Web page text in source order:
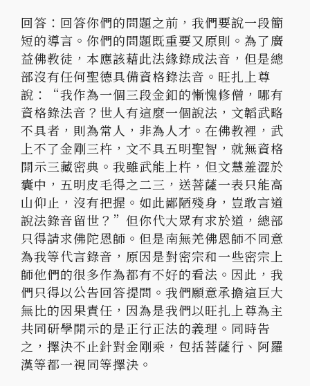
回答：回答你們的問題之前，我們要說一段簡
短的導言。你們的問題既重要又原則。為了廣
益佛教徒，本應該藉此法緣錄成法音，但是總
部沒有任何聖德具備資格錄法音。旺扎上尊
說：“我作為一個三段金釦的慚愧修僧，哪有
資格錄法音？世人有這麼一個說法，文韜武略
不具者，則為常人，非為人才。在佛教裡，武
上不了金剛三杵，文不具五明聖智，就無資格
開示三藏密典。我雖武能上杵，但文慧羞澀於
囊中，五明皮毛得之二三，送菩薩一表只能高
山仰止，沒有把握。如此鄙陋殘身，豈敢言道
說法錄音留世？”但你代大眾有求於道，總部
只得請求佛陀恩師。但是南無羌佛恩師不同意
為我等代言錄音，原因是對密宗和一些密宗上
師他們的很多作為都有不好的看法。因此，我
們只得以公告回答提問。我們願意承擔這巨大
無比的因果責任，因為是我們以旺扎上尊為主
共同研學開示的是正行正法的義理。同時告
之，擇決不止針對金剛乘，包括菩薩行、阿羅
漢等都一視同等擇決。